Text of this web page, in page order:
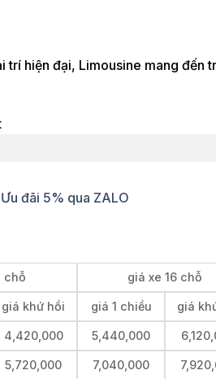
hiện đại, Limousine mang đến
Ưu đãi 5% qua ZALO
chỗ giá xe 16 chỗ
giá khứ hồi giá 1 chiều giá
4,420,000 5,440,000
5,720,000 7,040,000